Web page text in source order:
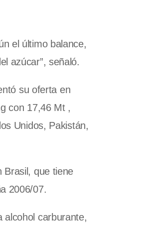
el último balance,
azúcar”, señaló.
su oferta en
con 17,46 Mt ,
Unidos, Pakistán,
Brasil, que tiene
2006/07.
alcohol carburante,